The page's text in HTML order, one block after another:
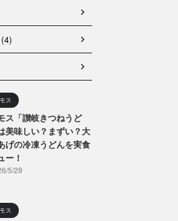
ス
ス「讃岐きつねうど
美味しい？まずい？大
げの冷凍うどんを実食
ー！
5/29
ス